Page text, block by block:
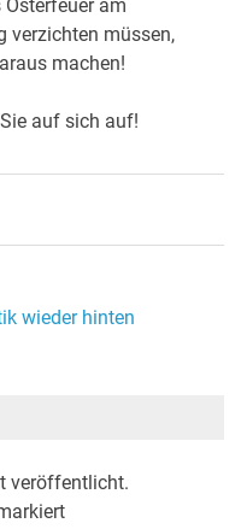
am
verzichten müssen,
machen!
auf sich auf!
wieder hinten
veröffentlicht.